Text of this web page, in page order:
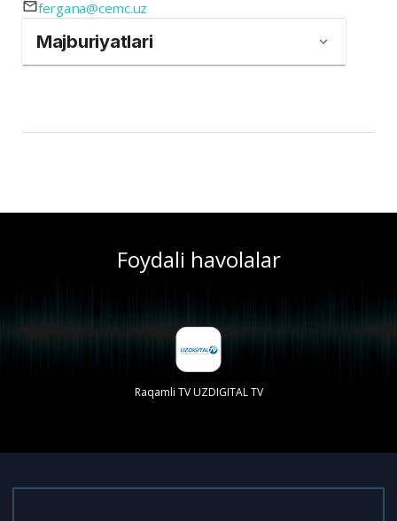
fergana@cemc.uz
Majburiyatlari
Foydali havolalar
Raqamli TV UZDIGITAL TV